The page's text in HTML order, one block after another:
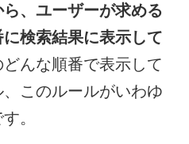
、ユーザーが求める
検索結果に表示して
んな順番で表示して
このルールがいわゆ
。